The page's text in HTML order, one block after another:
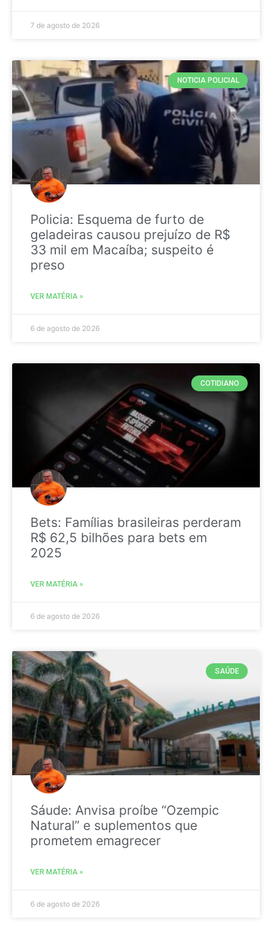
7 de agosto de 2026
NOTICIA POLICIAL
Policia: Esquema de furto de
geladeiras causou prejuízo de R$
33 mil em Macaíba; suspeito é
preso
VER MATÉRIA »
6 de agosto de 2026
COTIDIANO
Bets: Famílias brasileiras perderam
R$ 62,5 bilhões para bets em
2025
VER MATÉRIA »
6 de agosto de 2026
SAÚDE
Sáude: Anvisa proíbe “Ozempic
Natural” e suplementos que
prometem emagrecer
VER MATÉRIA »
6 de agosto de 2026